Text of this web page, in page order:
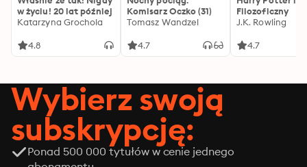
w życiu! 20 lat później
Katarzyna Grochola
4.8
Komisarz Oczko (31)
Tomasz Wandzel
4.7
Filozoficzny
J.K. Rowling
4.7
Wybierz swoją
subskrypcję:
Ponad 500 000 tytułów w cenie jednego